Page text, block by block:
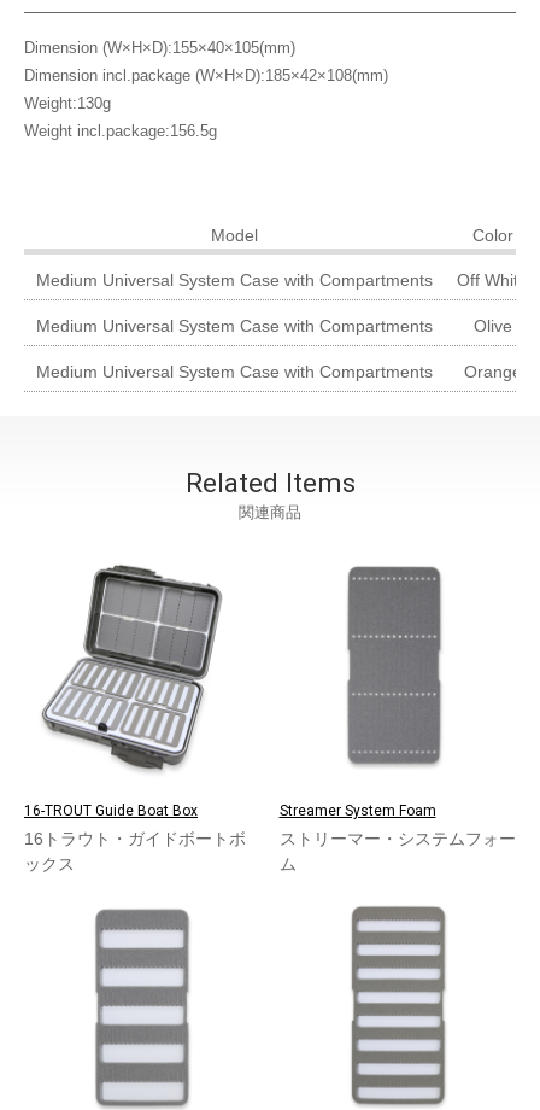
Dimension (W×H×D):155×40×105(mm)
Dimension incl.package (W×H×D):185×42×108(mm)
Weight:130g
Weight incl.package:156.5g
Model Color
Medium Universal System Case with Compartments Off White
Medium Universal System Case with Compartments Olive
Medium Universal System Case with Compartments Orange
Related Items
関連商品
16-TROUT Guide Boat Box
16トラウト・ガイドボートボ
ックス
Streamer System Foam
ストリーマー・システムフォー
ム